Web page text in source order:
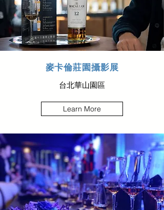
麥卡倫莊園攝影展
台北華山園區
Learn More